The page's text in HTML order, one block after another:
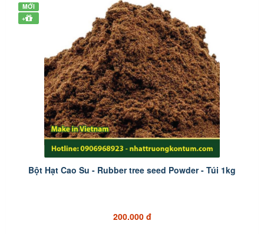
MỚI
+
Bột Hạt Cao Su - Rubber tree seed Powder - Túi 1kg
200.000 đ